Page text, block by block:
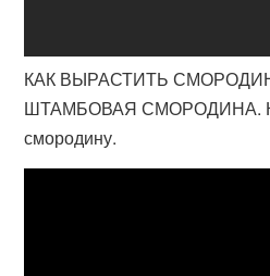
КАК ВЫРАСТИТЬ
ШТАМБОВАЯ СМОРОДИНА.
смородину.